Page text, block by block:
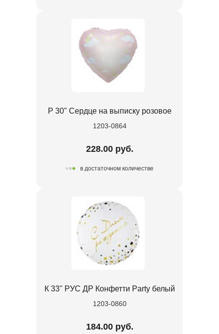
Р 30" Сердце на выписку розовое
1203-0864
228.00 руб.
в достаточном количестве
К 33" РУС ДР Конфетти Party белый
1203-0860
184.00 руб.